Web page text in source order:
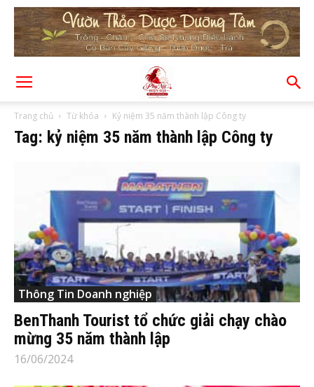
Trang chủ Từ khóa Kỷ niệm 35 năm thành lập Công ty
Tag: kỷ niệm 35 năm thành lập Công ty
Thông Tin Doanh nghiệp
BenThanh Tourist tổ chức giải chạy chào
mừng 35 năm thành lập
16/06/2024